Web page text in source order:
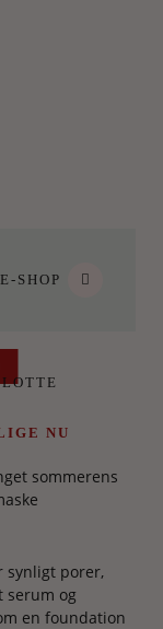
SHOP
NU
sommerens
synligt porer,
serum og
en foundation